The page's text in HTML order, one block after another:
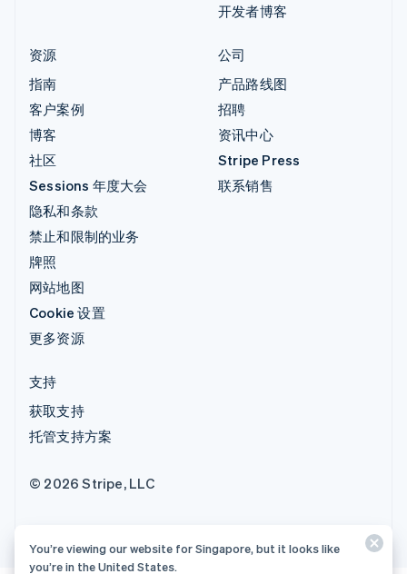
开发者博客
资源
指南
客户案例
博客
社区
Sessions 年度大会
隐私和条款
禁止和限制的业务
牌照
网站地图
Cookie 设置
更多资源
公司
产品路线图
招聘
资讯中心
Stripe Press
联系销售
支持
获取支持
托管支持方案
© 2026 Stripe, LLC
You’re viewing our website for Singapore, but it looks like
you’re in the United States.